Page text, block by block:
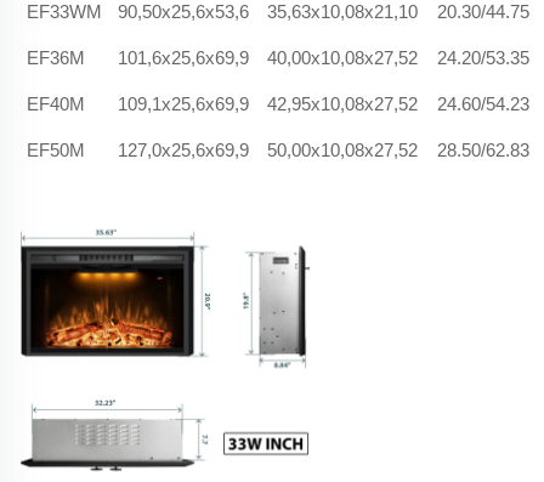
EF33WM 90,50x25,6x53,6 35,63x10,08x21,10 20.30/44.75
EF36M 101,6x25,6x69,9 40,00x10,08x27,52 24.20/53.35
EF40M 109,1x25,6x69,9 42,95x10,08x27,52 24.60/54.23
EF50M 127,0x25,6x69,9 50,00x10,08x27,52 28.50/62.83